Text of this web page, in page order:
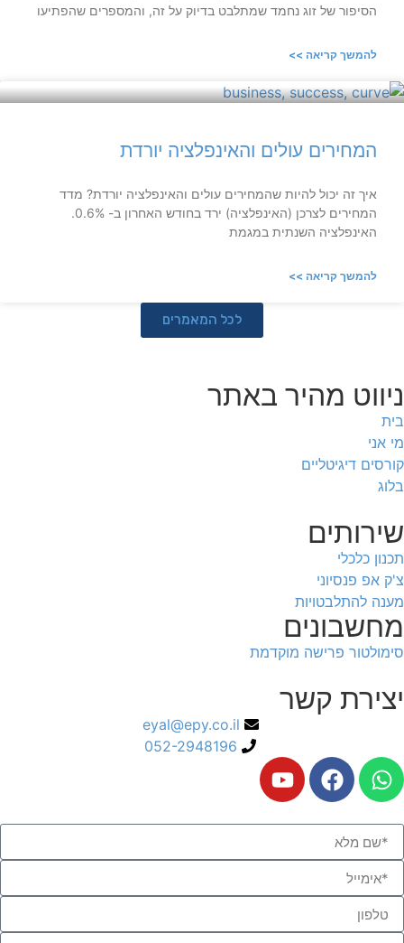
הסיפור של זוג נחמד שמתלבט בדיוק על זה, והמספרים שהפתיעו
להמשך קריאה >>
המחירים עולים והאינפלציה יורדת
איך זה יכול להיות שהמחירים עולים והאינפלציה יורדת? מדד
המחירים לצרכן (האינפלציה) ירד בחודש האחרון ב- 0.6%.
האינפלציה השנתית במגמת
להמשך קריאה >>
לכל המאמרים
ניווט מהיר באתר
בית
מי אני
קורסים דיגיטליים
בלוג
שירותים
תכנון כלכלי
צ'ק אפ פנסיוני
מענה להתלבטויות
מחשבונים
סימולטור פרישה מוקדמת
יצירת קשר
eyal@epy.co.il
052-2948196